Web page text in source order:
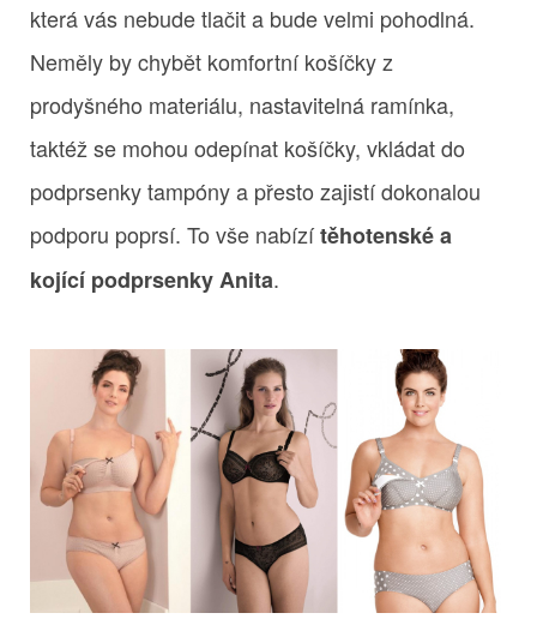
která vás nebude tlačit a bude velmi pohodlná.
Neměly by chybět komfortní košíčky z
prodyšného materiálu, nastavitelná ramínka,
taktéž se mohou odepínat košíčky, vkládat do
podprsenky tampóny a přesto zajistí dokonalou
podporu poprsí. To vše nabízítěhotenské a
kojící podprsenky Anita.